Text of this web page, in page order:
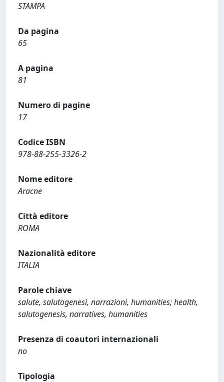
STAMPA
Da pagina
65
A pagina
81
Numero di pagine
17
Codice ISBN
978-88-255-3326-2
Nome editore
Aracne
Città editore
ROMA
Nazionalità editore
ITALIA
Parole chiave
salute, salutogenesi, narrazioni, humanities; health,
salutogenesis, narratives, humanities
Presenza di coautori internazionali
no
Tipologia